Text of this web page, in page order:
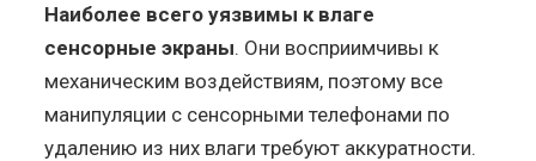
Наиболее всего уязвимы к влаге
сенсорные экраны. Они восприимчивы к
механическим воздействиям, поэтому все
манипуляции с сенсорными телефонами по
удалению из них влаги требуют аккуратности.